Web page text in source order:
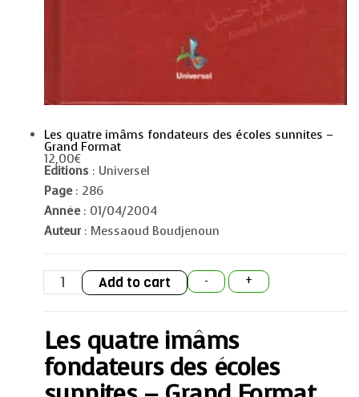
Les quatre imâms fondateurs des écoles sunnites –
Grand Format
12,00€
Editions : Universel
Page: 286
Année : 01/04/2004
Auteur : Messaoud Boudjenoun
-
Les
quatre
imâms
écoles
sunnites
-
Grand
+
Add to cart
Les quatre imâms
fondateurs des écoles